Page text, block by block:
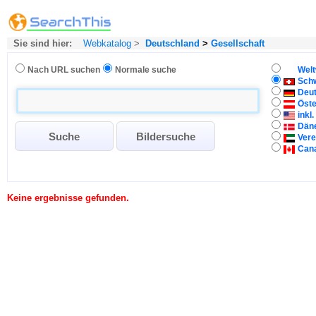
Sie sind hier: Webkatalog > Deutschland > Gesellschaft
Nach URL suchen Normale suche
inkl.
Keine ergebnisse gefunden.